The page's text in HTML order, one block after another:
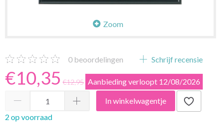
Zoom
0 beoordelingen Schrijf recensie
€10,35 €12,95 Aanbieding verloopt 12/08/2026
In winkelwagentje
2 op voorraad